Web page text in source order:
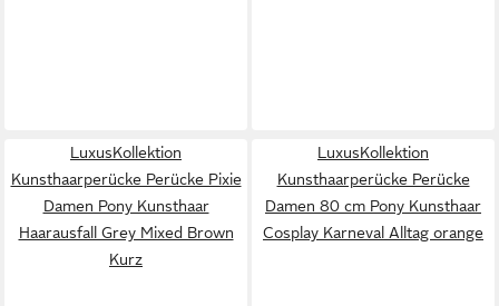
LuxusKollektion
Kunsthaarperücke Perücke Pixie
Damen Pony Kunsthaar
Haarausfall Grey Mixed Brown
Kurz
LuxusKollektion
Kunsthaarperücke Perücke
Damen 80 cm Pony Kunsthaar
Cosplay Karneval Alltag orange